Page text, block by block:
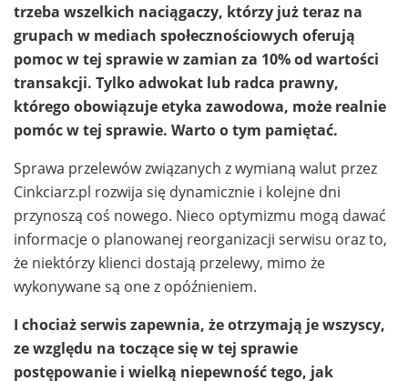
trzeba wszelkich naciągaczy, którzy już teraz na
grupach w mediach społecznościowych oferują
pomoc w tej sprawie w zamian za 10% od wartości
transakcji. Tylko adwokat lub radca prawny,
którego obowiązuje etyka zawodowa, może realnie
pomóc w tej sprawie. Warto o tym pamiętać.
Sprawa przelewów związanych z wymianą walut przez
Cinkciarz.pl rozwija się dynamicznie i kolejne dni
przynoszą coś nowego. Nieco optymizmu mogą dawać
informacje o planowanej reorganizacji serwisu oraz to,
że niektórzy klienci dostają przelewy, mimo że
wykonywane są one z opóźnieniem.
I chociaż serwis zapewnia, że otrzymają je wszyscy,
ze względu na toczące się w tej sprawie
postępowanie i wielką niepewność tego, jak